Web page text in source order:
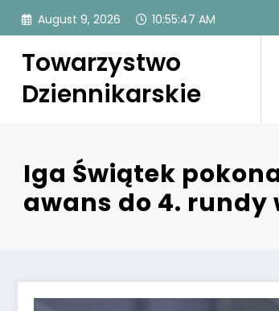
Skip
content
August 9, 2026 10:55:48 AM
Towarzystwo
Dziennikarskie
Iga Świątek
awans do 4. rundy